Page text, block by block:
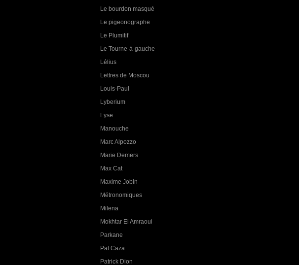
Le bourdon masqué
Le pigeonographe
Le Plumitif
Le Tourne-à-gauche
Lélius
Lettres de Moscou
Louis-Paul
Lyberium
Lyse
Manouche
Marc Alpozzo
Marie Demers
Max Cat
Maxime Jobin
Métronomiques
Milena
Mokhtar El Amraoui
Parkane
Pat Caza
Patrick Dion